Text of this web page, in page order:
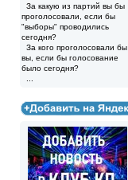
За какую из партий вы бы
проголосовали, если бы
"выборы" проводились
сегодня?
За кого проголосовали бы
вы, если бы голосование
было сегодня?